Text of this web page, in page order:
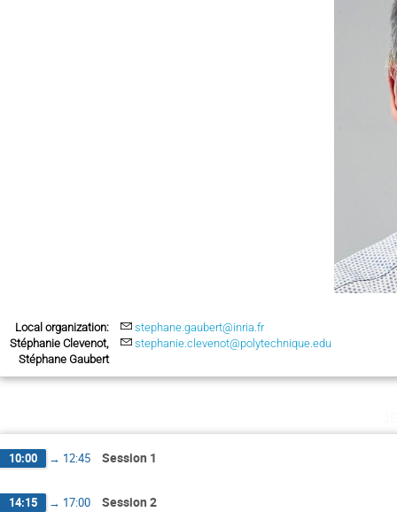
Local organization:
Stéphanie Clevenot,
Stéphane Gaubert
stephane.gaubert@inria.fr
stephanie.clevenot@polytechnique.edu
10:00 → 12:45 Session 1
14:15 → 17:00 Session 2